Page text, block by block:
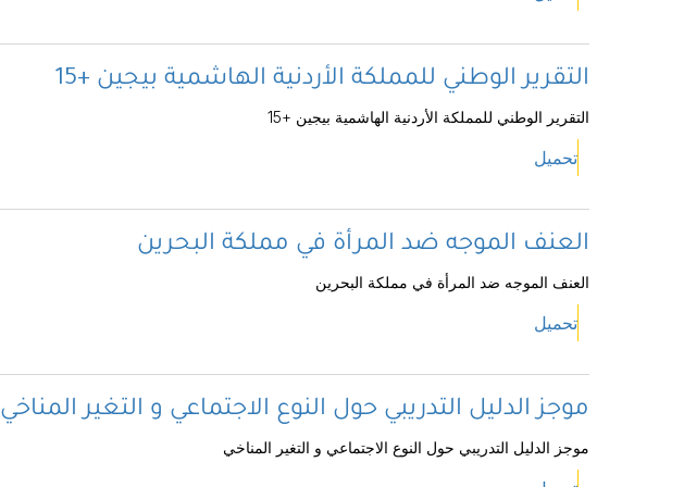
التقرير الوطني للمملكة الأردنية الهاشمية بيجين +15
التقرير الوطني للمملكة الأردنية الهاشمية بيجين +15
تحميل
العنف الموجه ضد المرأة في مملكة البحرين
العنف الموجه ضد المرأة في مملكة البحرين
تحميل
موجز الدليل التدريبي حول النوع الاجتماعي و التغير المناخي
موجز الدليل التدريبي حول النوع الاجتماعي و التغير المناخي